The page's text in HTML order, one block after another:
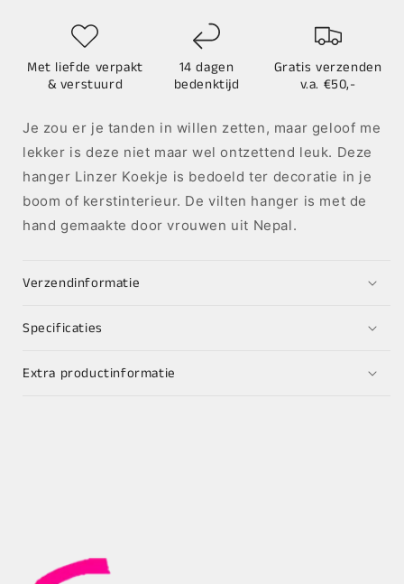
Met liefde verpakt
& verstuurd
14 dagen
bedenktijd
Gratis verzenden
v.a. €50,-
Je zou er je tanden in willen zetten, maar geloof me
lekker is deze niet maar wel ontzettend leuk. Deze
hanger Linzer Koekje is bedoeld ter decoratie in je
boom of kerstinterieur. De vilten hanger is met de
hand gemaakte door vrouwen uit Nepal.
Verzendinformatie
Specificaties
Extra productinformatie